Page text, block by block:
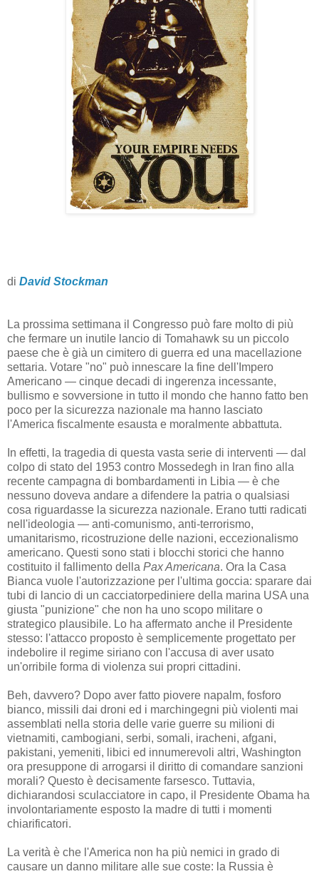
di David Stockman
La prossima settimana il Congresso può fare molto di più
che fermare un inutile lancio di Tomahawk su un piccolo
paese che è già un cimitero di guerra ed una macellazione
settaria. Votare "no" può innescare la fine dell'Impero
Americano — cinque decadi di ingerenza incessante,
bullismo e sovversione in tutto il mondo che hanno fatto ben
poco per la sicurezza nazionale ma hanno lasciato
l'America fiscalmente esausta e moralmente abbattuta.
In effetti, la tragedia di questa vasta serie di interventi — dal
colpo di stato del 1953 contro Mossedegh in Iran fino alla
recente campagna di bombardamenti in Libia — è che
nessuno doveva andare a difendere la patria o qualsiasi
cosa riguardasse la sicurezza nazionale. Erano tutti radicati
nell'ideologia — anti-comunismo, anti-terrorismo,
umanitarismo, ricostruzione delle nazioni, eccezionalismo
americano. Questi sono stati i blocchi storici che hanno
costituito il fallimento della Pax Americana. Ora la Casa
Bianca vuole l'autorizzazione per l'ultima goccia: sparare dai
tubi di lancio di un cacciatorpediniere della marina USA una
giusta "punizione" che non ha uno scopo militare o
strategico plausibile. Lo ha affermato anche il Presidente
stesso: l'attacco proposto è semplicemente progettato per
indebolire il regime siriano con l'accusa di aver usato
un'orribile forma di violenza sui propri cittadini.
Beh, davvero? Dopo aver fatto piovere napalm, fosforo
bianco, missili dai droni ed i marchingegni più violenti mai
assemblati nella storia delle varie guerre su milioni di
vietnamiti, cambogiani, serbi, somali, iracheni, afgani,
pakistani, yemeniti, libici ed innumerevoli altri, Washington
ora presuppone di arrogarsi il diritto di comandare sanzioni
morali? Questo è decisamente farsesco. Tuttavia,
dichiarandosi sculacciatore in capo, il Presidente Obama ha
involontariamente esposto la madre di tutti i momenti
chiarificatori.
La verità è che l'America non ha più nemici in grado di
causare un danno militare alle sue coste: la Russia è